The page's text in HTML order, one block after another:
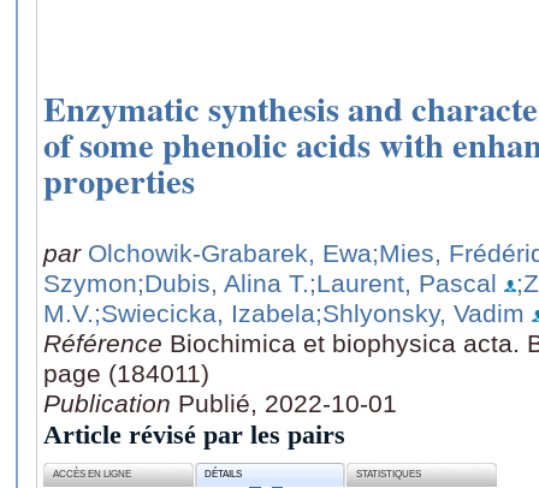
Enzymatic synthesis and
of some phenolic acids with
properties
par Olchowik-Grabarek, Ewa;Mies,
Szymon;Dubis, Alina T.;Laurent, Pascal
M.V.;Swiecicka, Izabela;Shlyonsky, Vadim
Référence Biochimica et biophysica acta.
page (184011)
Publication Publié, 2022-10-01
Article révisé par les pairs
ACCÈS EN LIGNE DÉTAILS STATISTIQUES